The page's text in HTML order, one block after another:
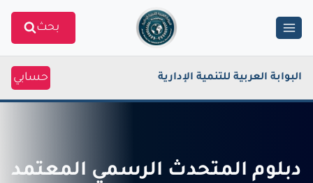
بحث
البوابة العربية للتنمية الإدارية حسابي
دبلوم المتحدث الرسمي المعتمد